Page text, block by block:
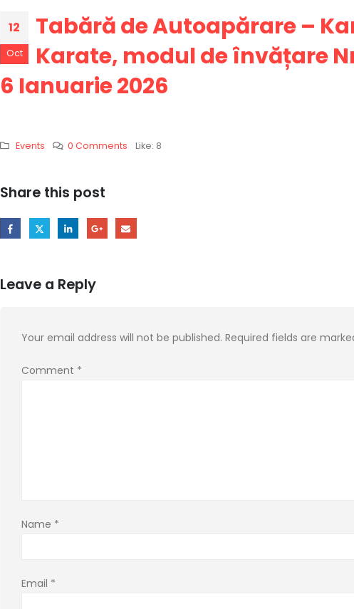
12
Oct
Tabără de Autoapărare –
Karate, modul de învățare
6 Ianuarie 2026
Events 0 Comments Like: 8
Share this post
Leave a Reply
Your email address will not be published. Required fields are
Comment *
Name *
Email *